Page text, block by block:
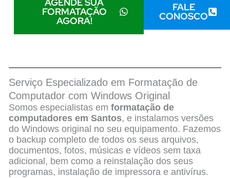
AGENDE SUA
FORMATAÇÃO
AGORA!
FALE
CONOSCO
Serviço Especializado em Formatação de
Computador com Windows Original
Somos especialistas emformatação de
computadores em Santos, e instalamos versões
do Windows original no seu equipamento. Fazemos
o backup completo de todos os seus arquivos,
documentos, fotos, músicas e vídeos sem taxa
adicional, bem como a reinstalação dos seus
programas, instalação de impressora e antivírus.